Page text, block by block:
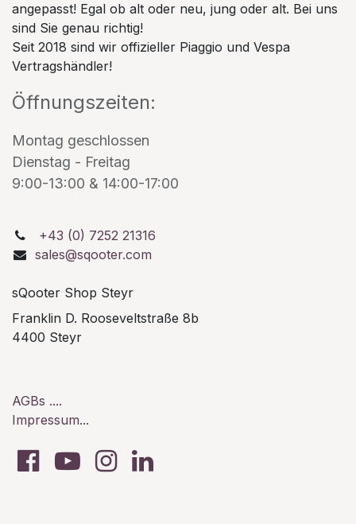
angepasst! Egal ob alt oder neu, jung oder alt. Bei uns
sind Sie genau richtig!
Seit 2018 sind wir offizieller Piaggio und Vespa
Vertragshändler!
Öffnungszeiten:
Montag geschlossen
Dienstag - Freitag
9:00-13:00 & 14:00-17:00
+43 (0) 7252 21316
sales@sqooter.com
sQooter Shop Steyr
Franklin D. Rooseveltstraße 8b
4400 Steyr
AGBs ....
Impressum...